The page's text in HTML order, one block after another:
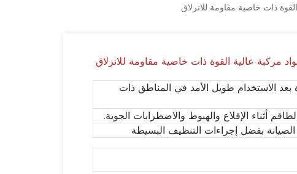
ذات خاصية مقاومة للانزلاق
مركبة عالية القوة ذات خاصية مقاومة للانزلاق
الاستخدام طويل الأمد في المناطق ذات
أثناء الإقلاع والهبوط والاضطرابات الجوية.
بفضل إجراءات التنظيف البسيطة